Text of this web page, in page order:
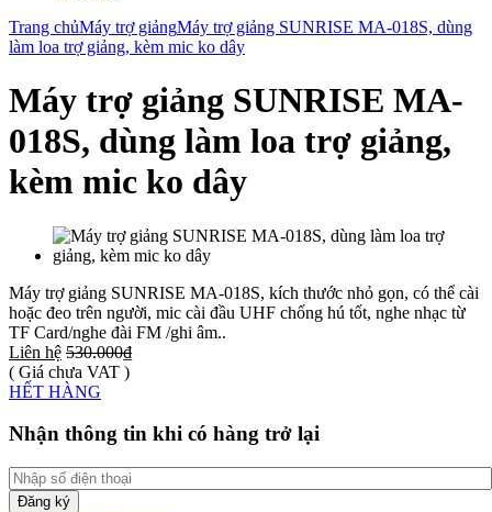
Trang chủMáy trợ giảngMáy trợ giảng SUNRISE MA-018S, dùng
làm loa trợ giảng, kèm mic ko dây
Máy trợ giảng SUNRISE MA-
018S, dùng làm loa trợ giảng,
kèm mic ko dây
Máy trợ giảng SUNRISE MA-018S, kích thước nhỏ gọn, có thể cài
hoặc đeo trên người, mic cài đầu UHF chống hú tốt, nghe nhạc từ
TF Card/nghe đài FM /ghi âm..
Liên hệ 530.000₫
( Giá chưa VAT )
HẾT HÀNG
Nhận thông tin khi có hàng trở lại
Đăng ký